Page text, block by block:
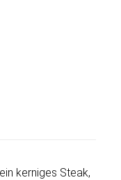
kerniges Steak,